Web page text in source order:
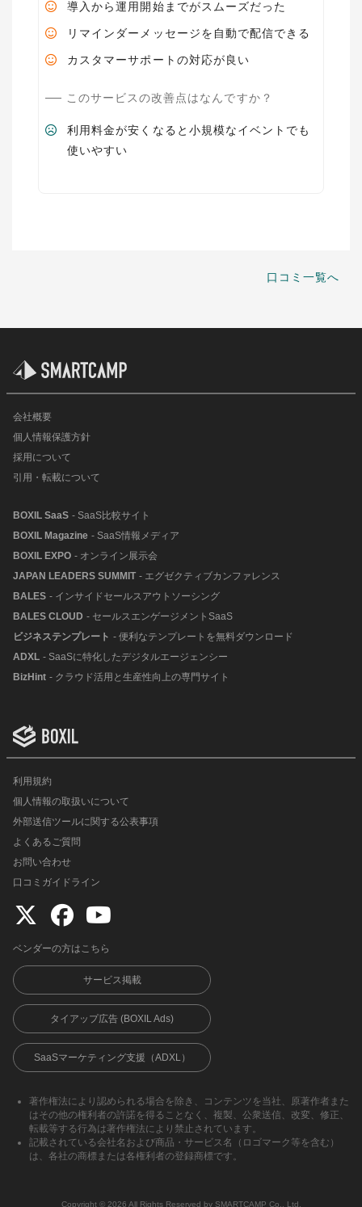
導入から運用開始までがスムーズだった
リマインダーメッセージを自動で配信できる
カスタマーサポートの対応が良い
このサービスの改善点はなんですか？
利用料金が安くなると小規模なイベントでも
使いやすい
口コミ一覧へ
会社概要
個人情報保護方針
採用について
引用・転載について
BOXIL SaaS - SaaS比較サイト
BOXIL Magazine - SaaS情報メディア
BOXIL EXPO - オンライン展示会
JAPAN LEADERS SUMMIT - エグゼクティブカンファレンス
BALES - インサイドセールスアウトソーシング
BALES CLOUD - セールスエンゲージメントSaaS
ビジネステンプレート - 便利なテンプレートを無料ダウンロード
ADXL - SaaSに特化したデジタルエージェンシー
BizHint - クラウド活用と生産性向上の専門サイト
利用規約
個人情報の取扱いについて
外部送信ツールに関する公表事項
よくあるご質問
お問い合わせ
口コミガイドライン
ベンダーの方はこちら
サービス掲載
タイアップ広告 (BOXIL Ads)
SaaSマーケティング支援（ADXL）
著作権法により認められる場合を除き、コンテンツを当社、原著作者また
はその他の権利者の許諾を得ることなく、複製、公衆送信、改変、修正、
転載等する行為は著作権法により禁止されています。
記載されている会社名および商品・サービス名（ロゴマーク等を含む）
は、各社の商標または各権利者の登録商標です。
Copyright ©︎ 2026 All Rights Reserved by SMARTCAMP Co., Ltd.